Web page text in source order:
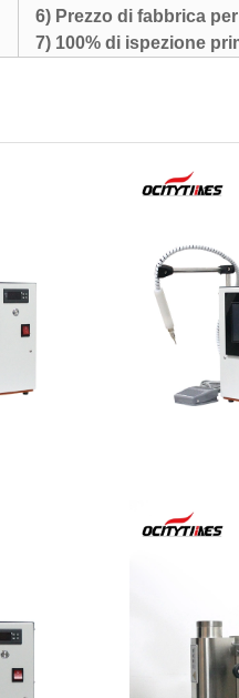
6) Prezzo di fabbrica
7) 100% di ispezione